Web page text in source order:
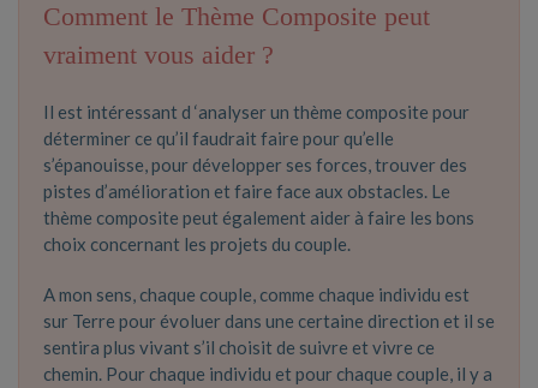
Comment le Thème Composite peut
vraiment vous aider ?
Il est intéressant d ‘analyser un thème composite pour
déterminer ce qu’il faudrait faire pour qu’elle
s’épanouisse, pour développer ses forces, trouver des
pistes d’amélioration et faire face aux obstacles. Le
thème composite peut également aider à faire les bons
choix concernant les projets du couple.
A mon sens, chaque couple, comme chaque individu est
sur Terre pour évoluer dans une certaine direction et il se
sentira plus vivant s’il choisit de suivre et vivre ce
chemin. Pour chaque individu et pour chaque couple, il y a